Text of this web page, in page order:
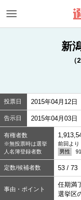
新
投票日 2015年04月12日
告示日 2015年04月03日
有権者数
※無投票時は選挙
人名簿登録者数
前回より
男性
定数/候補者数 53 / 73
事由・ポイント
任期満
選挙区